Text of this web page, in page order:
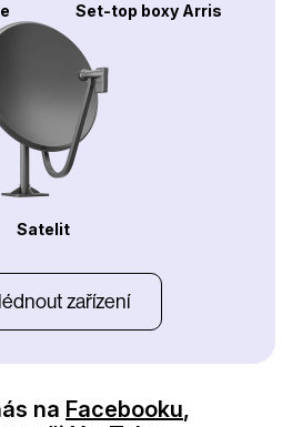
Set-top boxy Arris
Satelit
zařízení
na Facebooku,